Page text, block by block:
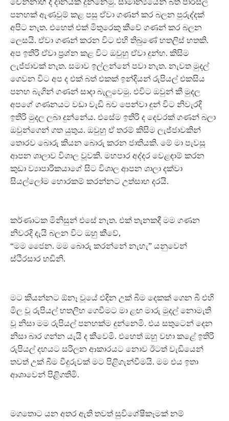
චෙන්නාහි දී දානයක් දුන්නෙමු. සාමාන්‍යයෙන් බත් පාර්සල්
පනහක් ඇණවුම් කළ පසු ඒවා ගණන් කර බලන පුරුද්දක්
අපිට නැත. එහෙත් එක් මිතුරෙකු කීවේ ගණන් කර බලන
ලෙසයි. ඒවා ගණන් කරන විට එහි තිබුණේ හතලිස් හතකි.
අප ඉතිරි ඒවා ප්‍රශ්න කළ විට ඔවුහු ඒවා දුන්හ. කිසිම
ලැජ්ජාවක් නැත. සමාව ඉල්ලන්නේ පවා නැත. නැවත මුදල්
ගෙවන විට අප ද එක් බත් එකක් ඉන්දියන් රුපියල් එකසිය
පනහ බැගින් ගණන් සාදා බැලුවෙමු. එවිට ඔවුන් කී මුදල
අපගේ ගණනයට වඩා වැඩි බව පෙන්වා දුන් විට නිවැරදි
ඉතිරි මුදල ලබා දුන්නේය. එසේම ඉතිරි ද දෙවරක් ගණන් බලා
ඔවුන්ගෙන් ගත යුතුය. ඔවුහු ඒ තරම් කිසිම ලැජ්ජාවකින්
තොරව බොරු කියන බොරු කරන ජාතියකි. මේ මා පැවසූ
ආපන ශාලාව විශාල වූවකි. මහපාර අද්දර වෙළඳාම් කරන
කුඩා ව්‍යාපාරිකයාගේ සිට විශාල ආපන ශාලා දක්වා
සියල්ලෝම හොරකම් කරන්නට උත්සාහ දරයි.
කර්ණාටක මිනිසුන් එසේ නැත. එක් තැනකදී මම ගණන
නිවරදි දැයි බලන විට ඔහු කීවේ,
“මම ජෛන. මම බොරු කරන්නේ නැහැ” යනුවෙන්
ස්ථිරසාර හඬිනි.
මට කියන්නට ඕනෑ වූයේ එදින උක් බීම දෙකක් ගෙන බී එහි
මිල වූ රුපියල් හතලිහ ගෙවීමට මා ළඟ මාරු මුදල් නොමැති
වූ නිසා මම රුපියල් පනහක්ම දුන්නෙමි. එය සතුටෙන් දෙන
නිසා බාර ගන්න යැයි ද කීවෙමි. එහෙත් ඔහු වහා කළේ ඉතිරි
රුපියල් දහයට සරිලන ආකාරයට නොව ඊටත් වැඩියෙන්
තවත් උක් බීම වීදුරුවක් මට පිළිගැන්වීමයි. මම එය ඉතා
ආශාවෙන් පිළිගතිමි.
මගතොට යන අතර ඇති තවත් සුවිශේෂීකෑමක් නම්